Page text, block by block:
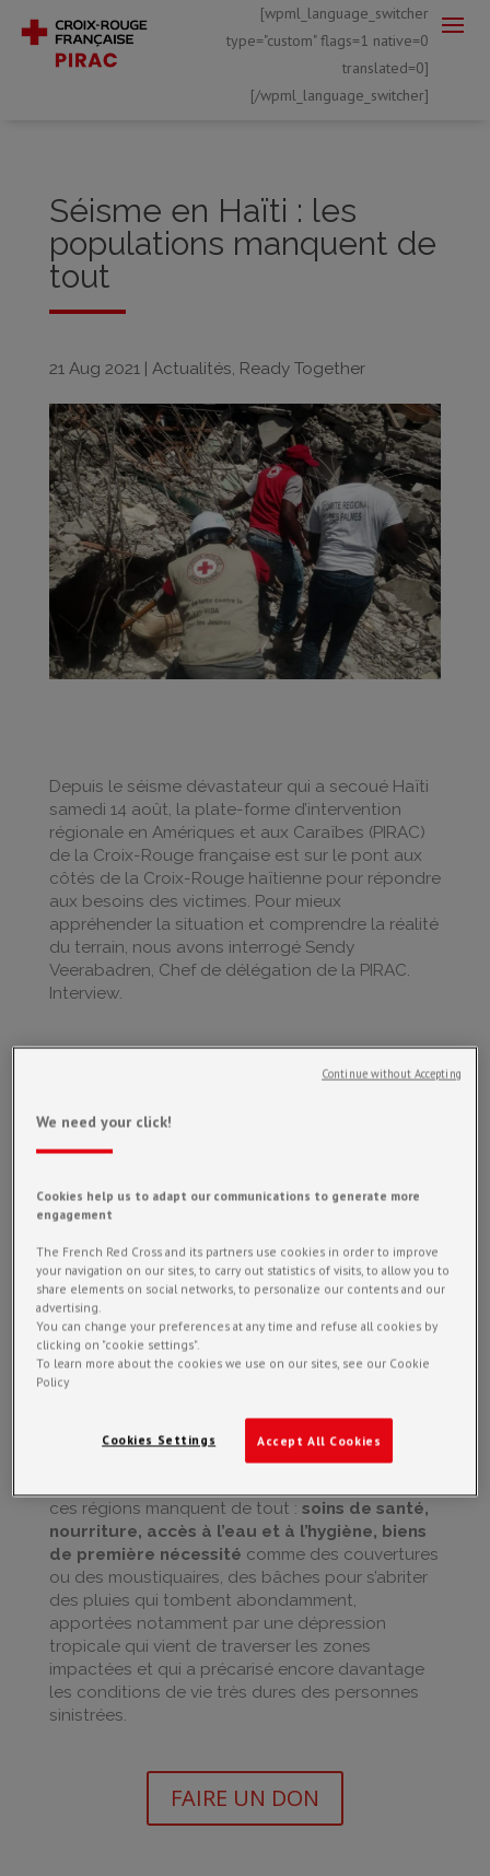
[wpml_language_switcher
type="custom" flags=1 native=0
translated=0]
[/wpml_language_switcher]
Séisme en Haïti : les
populations manquent de
tout
21 Aug 2021| Actualités, Ready Together
Depuis le séisme dévastateur qui a secoué Haïti
samedi 14 août, la plate-forme d’intervention
régionale en Amériques et aux Caraïbes (PIRAC)
de la Croix-Rouge française est sur le pont aux
côtés de la Croix-Rouge haïtienne pour répondre
aux besoins des victimes. Pour mieux
appréhender la situation et comprendre la réalité
du terrain, nous avons interrogé Sendy
Veerabadren, Chef de délégation de la PIRAC.
Interview.
QUELS SONT LES
BESOINS PRIORITAIRES
APRÈS UNE TELLE
CATASTROPHE ?
Le séisme a affecté une large portion de la
péninsule Sud-Ouest d’Haïti. Le bilan humain,
encore provisoire, est très lourd avecplus de
2000 morts, des milliers de blessés et un
demi-million de personnes plongées dans une
grande vulnérabilité
massives, aussi bien sur les infrastructures
publiques, hôpitaux, écoles, routes, que sur les
habitations. Près de 150 000 maisons sont
ces régions manquent de tout : soins de santé,
nourriture, accès à l’eau et à l’hygiène, biens
de première nécessité comme des couvertures
ou des moustiquaires, des bâches pour s’abriter
des pluies qui tombent abondamment,
apportées notamment par une dépression
tropicale qui vient de traverser les zones
impactées et qui a précarisé encore davantage
les conditions de vie très dures des personnes
sinistrées.
FAIRE UN DON
We need your click!
Cookies help us to adapt our communications to generate more
engagement
The French Red Cross and its partners use cookies in order to improve
your navigation on our sites, to carry out statistics of visits, to allow you to
share elements on social networks, to personalize our contents and our
advertising.
You can change your preferences at any time and refuse all cookies by
clicking on "cookie settings".
To learn more about the cookies we use on our sites, see our Cookie
Policy
Accept All Cookies
Cookies Settings
Continue without Accepting